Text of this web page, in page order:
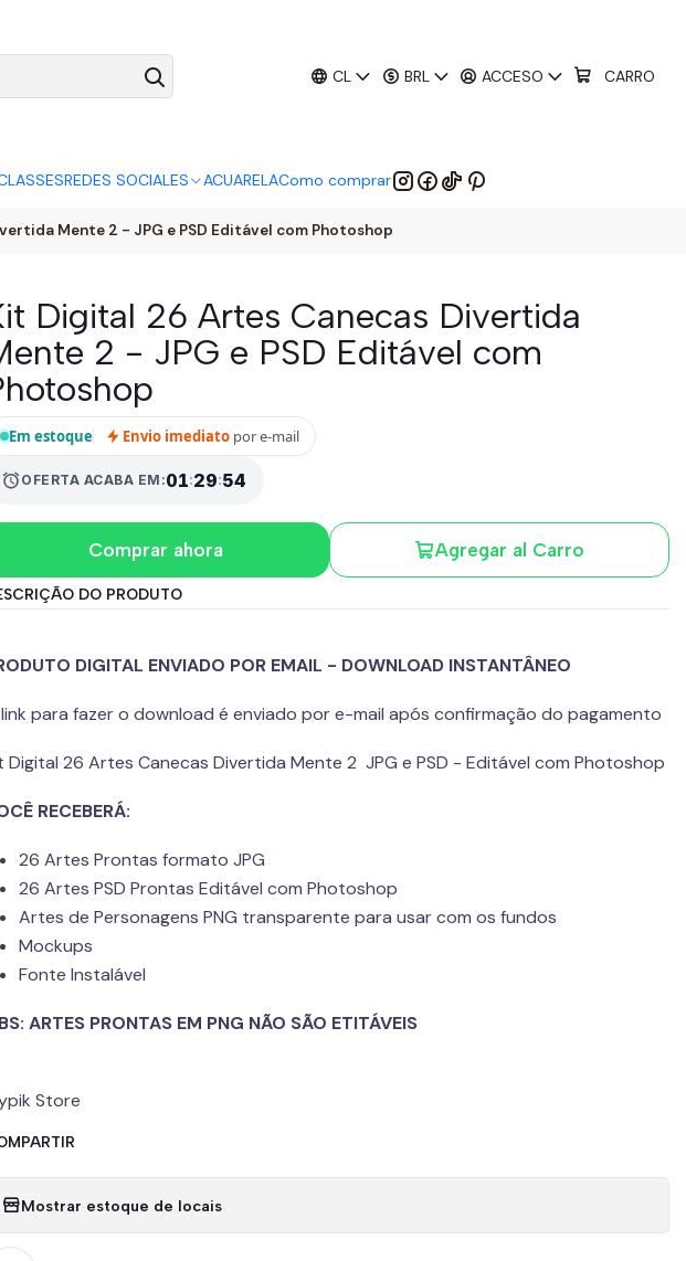
CL BRL ACCESO CARRO
REDES SOCIALES ACUARELAComo comprar
Mente 2 - JPG e PSD Editável com Photoshop
Digital 26 Artes Canecas Divertida
2 - JPG e PSD Editável com
Em estoque Envio imediato por e-mail
alarmOFERTA ACABA EM:01:29:53
Agregar al Carro
Comprar ahora
DO PRODUTO
DIGITAL ENVIADO POR EMAIL - DOWNLOAD INSTANTÂNEO
para fazer o download é enviado por e-mail após confirmação do pagamento
Digital 26 Artes Canecas Divertida Mente 2 JPG e PSD - Editável com Photoshop
RECEBERÁ:
26 Artes Prontas formato JPG
26 Artes PSD Prontas Editável com Photoshop
Artes de Personagens PNG transparente para usar com os fundos
Mockups
Fonte Instalável
ARTES PRONTAS EM PNG NÃO SÃO ETITÁVEIS
Store
Mostrar estoque de locais